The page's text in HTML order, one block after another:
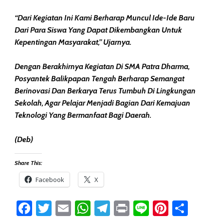
“Dari Kegiatan Ini Kami Berharap Muncul Ide-Ide Baru
Dari Para Siswa Yang Dapat Dikembangkan Untuk
Kepentingan Masyarakat,” Ujarnya.
Dengan Berakhirnya Kegiatan Di SMA Patra Dharma,
Posyantek Balikpapan Tengah Berharap Semangat
Berinovasi Dan Berkarya Terus Tumbuh Di Lingkungan
Sekolah, Agar Pelajar Menjadi Bagian Dari Kemajuan
Teknologi Yang Bermanfaat Bagi Daerah.
(Deb)
Share This:
Facebook X
Facebook
Twitter
EmailWhatsApp
Telegram
PrintLine